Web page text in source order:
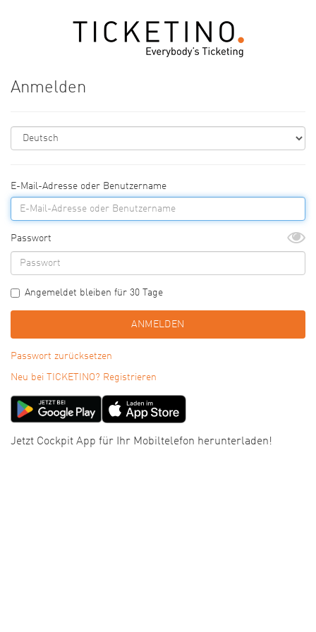
Anmelden
E-Mail-Adresse oder Benutzername
Passwort
Angemeldet bleiben für 30 Tage
ANMELDEN
Passwort zurücksetzen
Neu bei TICKETINO? Registrieren
Jetzt Cockpit App für Ihr Mobiltelefon herunterladen!